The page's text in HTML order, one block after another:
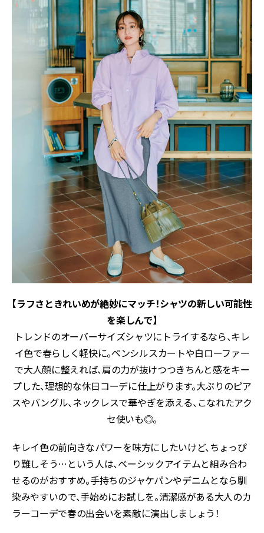
【ラフさときれいめが絶妙にマッチ！シャツの新しい可能性
を楽しんで】
トレンドのオーバーサイズシャツにトライするなら、キレ
イ色で春らしく軽快に。ペンシルスカートや白ローファー
で大人顔に整えれば、肩の力が抜けつつきちんと感をキー
プした、理想的な休日コーデに仕上がります。大ぶりのピア
スやバングル、ネックレスで華やぎを添える、こなれたアク
セ使いも◎。
キレイ色の前向きなパワーを味方にしたいけど、ちょっぴ
り難しそう…という人は、ベーシックアイテムと組み合わ
せるのがおすすめ。手持ちのジャケパンやデニムとなら馴
染みやすいので、手始めにお試しを。清潔感がある大人のカ
ラーコーデで春の出会いを素敵に演出しましょう！